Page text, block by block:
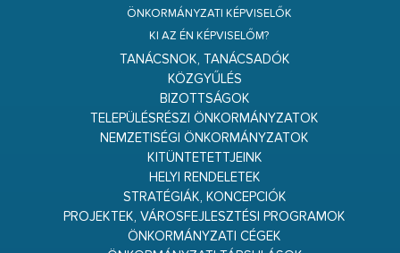
ÖNKORMÁNYZATI KÉPVISELŐK
KI AZ ÉN KÉPVISELŐM?
TANÁCSNOK, TANÁCSADÓK
KÖZGYŰLÉS
BIZOTTSÁGOK
TELEPÜLÉSRÉSZI ÖNKORMÁNYZATOK
NEMZETISÉGI ÖNKORMÁNYZATOK
KITÜNTETETTJEINK
HELYI RENDELETEK
STRATÉGIÁK, KONCEPCIÓK
PROJEKTEK, VÁROSFEJLESZTÉSI PROGRAMOK
ÖNKORMÁNYZATI CÉGEK